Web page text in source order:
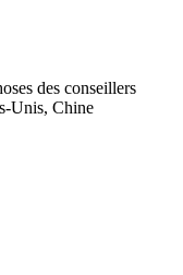
des conseillers
Unis, Chine